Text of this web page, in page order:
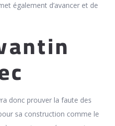
également d’avancer et de
donc prouver la faute des
sa construction comme le